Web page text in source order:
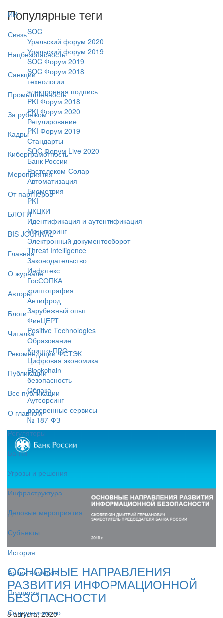
ИИ
Связь
Нацбезопасность
Санкции
Промышленность
За рубежом
Кадры
Киберграмотность
Мероприятия
От партнёров
БЛОГИ
BIS JOURNAL
Главная
О журнале
Авторы
Блоги
Читалка
Рекомендации ФСТЭК
Публикации
Все публикации
О главном
Регуляторы
Банки
Угрозы и решения
Инфраструктура
Деловые мероприятия
Субъекты
История
Архив номеров
Подписка
Сотрудничество
Популярные теги
SOC
Уральский форум 2020
Уральский форум 2019
SOC Форум 2019
SOC Форум 2018
технологии
электронная подпись
PKI Форум 2018
PKI Форум 2020
Регулирование
PKI Форум 2019
Стандарты
SOC Форум Live 2020
Банк России
Ростелеком-Солар
Автоматизация
Биометрия
PKI
НКЦКИ
Идентификация и аутентификация
Мониторинг
Электронный документооборот
Threat Intelligence
Законодательство
Инфотекс
ГосСОПКА
криптография
Антифрод
Зарубежный опыт
ФинЦЕРТ
Positive Technologies
Образование
Крипто-ПРО
Цифровая экономика
Blockchain
безопасность
Облака
Аутсорсинг
доверенные сервисы
№ 187-ФЗ
ОСНОВНЫЕ НАПРАВЛЕНИЯ
РАЗВИТИЯ ИНФОРМАЦИОННОЙ
БЕЗОПАСНОСТИ
8 августа, 2020